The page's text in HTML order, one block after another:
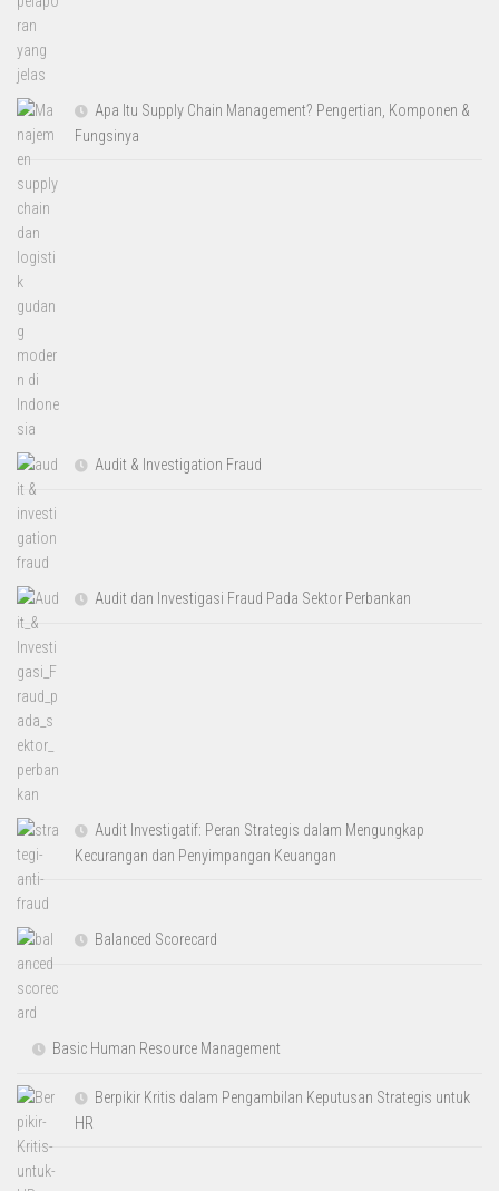
Apa Itu Supply Chain Management? Pengertian, Komponen &
Fungsinya
Audit & Investigation Fraud
Audit dan Investigasi Fraud Pada Sektor Perbankan
Audit Investigatif: Peran Strategis dalam Mengungkap
Kecurangan dan Penyimpangan Keuangan
Balanced Scorecard
Basic Human Resource Management
Berpikir Kritis dalam Pengambilan Keputusan Strategis untuk
HR